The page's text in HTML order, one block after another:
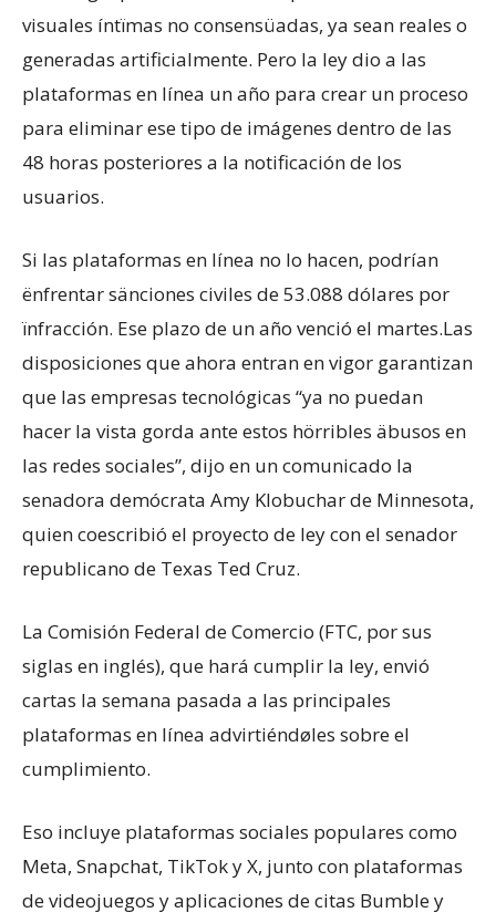
visuales íntïmas no consensüadas, ya sean reales o
generadas artificialmente. Pero la ley dio a las
plataformas en línea un año para crear un proceso
para eliminar ese tipo de imágenes dentro de las
48 horas posteriores a la notificación de los
usuarios.
Si las plataformas en línea no lo hacen, podrían
ënfrentar sänciones civiles de 53.088 dólares por
ïnfracción. Ese plazo de un año venció el martes.Las
disposiciones que ahora entran en vigor garantizan
que las empresas tecnológicas “ya no puedan
hacer la vista gorda ante estos hörribles äbusos en
las redes sociales”, dijo en un comunicado la
senadora demócrata Amy Klobuchar de Minnesota,
quien coescribió el proyecto de ley con el senador
republicano de Texas Ted Cruz.
La Comisión Federal de Comercio (FTC, por sus
siglas en inglés), que hará cumplir la ley, envió
cartas la semana pasada a las principales
plataformas en línea advirtiéndøles sobre el
cumplimiento.
Eso incluye plataformas sociales populares como
Meta, Snapchat, TikTok y X, junto con plataformas
de videojuegos y aplicaciones de citas Bumble y